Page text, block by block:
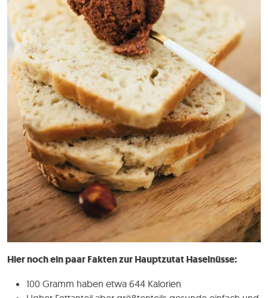
Hier noch ein paar Fakten zur Hauptzutat Haselnüsse:
100 Gramm haben etwa 644 Kalorien